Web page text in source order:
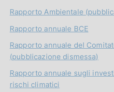
Rapporto Ambientale
Rapporto annuale BCE
Rapporto annuale del
(pubblicazione dismessa)
Rapporto annuale sugli
rischi climatici